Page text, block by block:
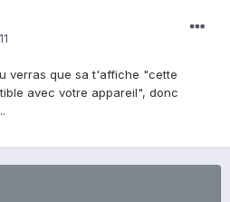
verras que sa t'affiche "cette
avec votre appareil", donc